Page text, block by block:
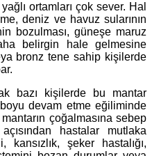
ortamları çok sever. Hal
deniz ve havuz sularının
bozulması, güneşe maruz
belirgin hale gelmesine
bronz tene sahip kişilerde
bazı kişilerde bu mantar
boyu devam etme eğiliminde
çoğalmasına sebep
hastalar mutlaka
kansızlık, şeker hastalığı,